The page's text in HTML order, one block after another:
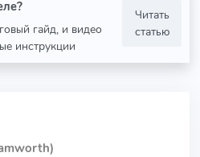
гайд, и видео
инструкции
Читать
статью